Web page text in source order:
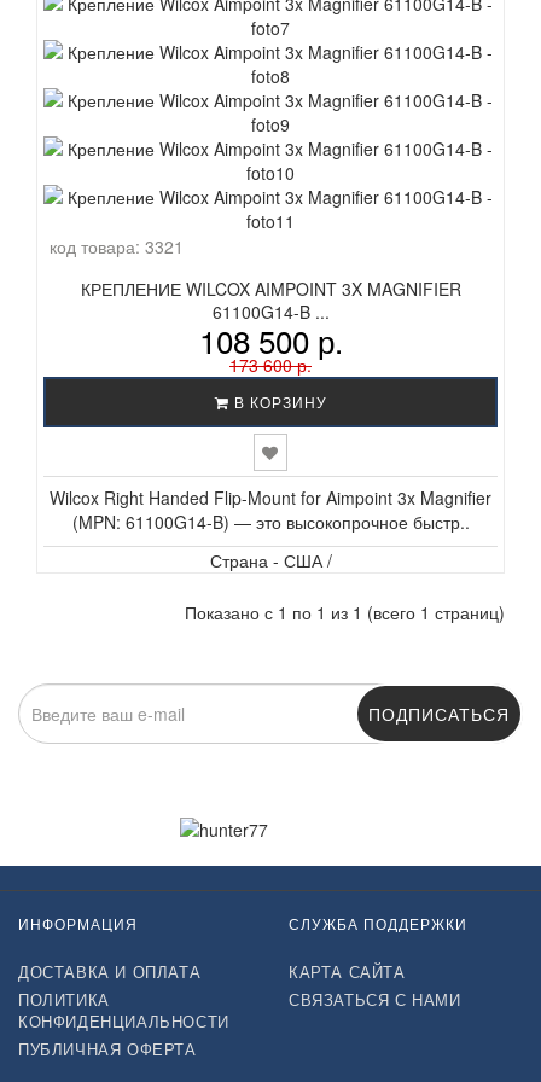
код товара: 3321
КРЕПЛЕНИЕ WILCOX AIMPOINT 3X MAGNIFIER
61100G14-B ...
108 500 р.
173 600 р.
В КОРЗИНУ
Wilcox Right Handed Flip-Mount for Aimpoint 3x Magnifier
(MPN: 61100G14-B) — это высокопрочное быстр..
Страна - США /
Показано с 1 по 1 из 1 (всего 1 страниц)
ПОДПИСАТЬСЯ
ИНФОРМАЦИЯ
ДОСТАВКА И ОПЛАТА
ПОЛИТИКА
КОНФИДЕНЦИАЛЬНОСТИ
ПУБЛИЧНАЯ ОФЕРТА
СЛУЖБА ПОДДЕРЖКИ
КАРТА САЙТА
СВЯЗАТЬСЯ С НАМИ